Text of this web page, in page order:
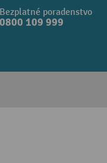
poradenstvo
109 999